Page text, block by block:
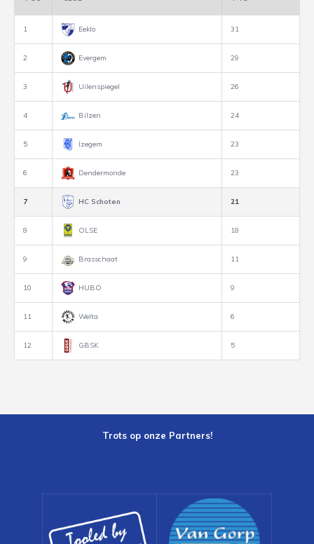
1 Eeklo 31
2 Evergem 29
3 Uilenspiegel 26
4 Bilzen 24
5 Izegem 23
6 Dendermonde 23
7 HC Schoten 21
8 OLSE 18
9 Brasschaat 11
10 HUBO 9
11 Welta 6
12 GBSK 5
Trots op onze Partners!